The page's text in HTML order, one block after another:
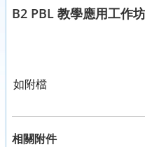
B2 PBL 教學應用工作
如附檔
相關附件